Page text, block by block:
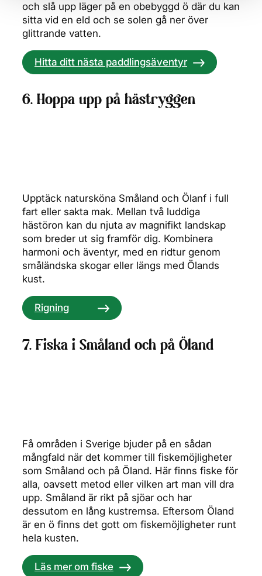
och slå upp läger på en obebyggd ö där du kan
sitta vid en eld och se solen gå ner över
glittrande vatten.
Hitta ditt nästa paddlingsäventyr
6. Hoppa upp på hästryggen
Upptäck natursköna Småland och Ölanf i full
fart eller sakta mak. Mellan två luddiga
hästöron kan du njuta av magnifikt landskap
som breder ut sig framför dig. Kombinera
harmoni och äventyr, med en ridtur genom
småländska skogar eller längs med Ölands
kust.
Rigning
7. Fiska i Småland och på Öland
Få områden i Sverige bjuder på en sådan
mångfald när det kommer till fiskemöjligheter
som Småland och på Öland. Här finns fiske för
alla, oavsett metod eller vilken art man vill dra
upp. Småland är rikt på sjöar och har
dessutom en lång kustremsa. Eftersom Öland
är en ö finns det gott om fiskemöjligheter runt
hela kusten.
Läs mer om fiske